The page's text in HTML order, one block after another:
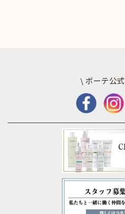
\ ボーテ公